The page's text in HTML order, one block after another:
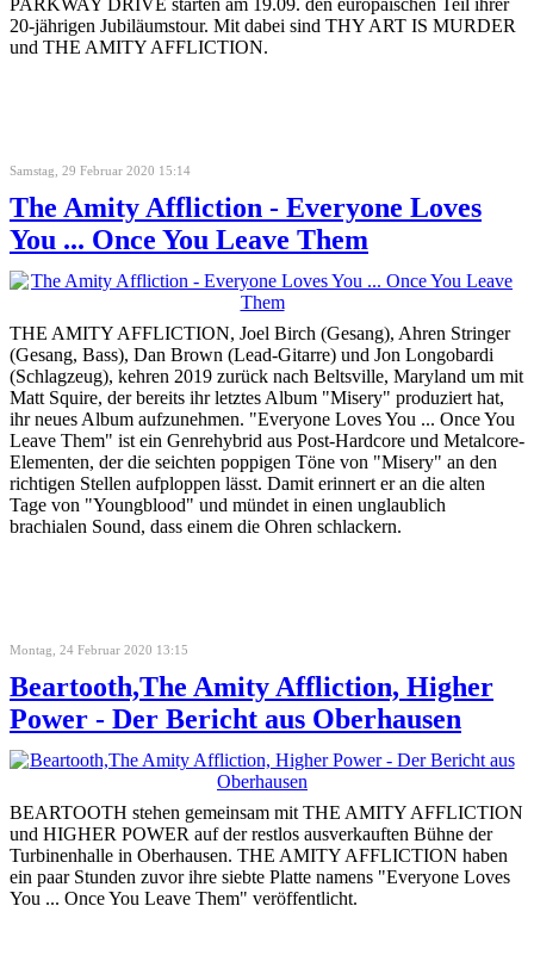
20-jährigen Jubiläumstour. Mit dabei sind THY ART IS MURDER
und THE AMITY AFFLICTION.
Samstag, 29 Februar 2020 15:14
The Amity Affliction - Everyone Loves
You ... Once You Leave Them
THE AMITY AFFLICTION, Joel Birch (Gesang), Ahren Stringer
(Gesang, Bass), Dan Brown (Lead-Gitarre) und Jon Longobardi
(Schlagzeug), kehren 2019 zurück nach Beltsville, Maryland um mit
Matt Squire, der bereits ihr letztes Album "Misery" produziert hat,
ihr neues Album aufzunehmen. "Everyone Loves You ... Once You
Leave Them" ist ein Genrehybrid aus Post-Hardcore und Metalcore-
Elementen, der die seichten poppigen Töne von "Misery" an den
richtigen Stellen aufploppen lässt. Damit erinnert er an die alten
Tage von "Youngblood" und mündet in einen unglaublich
brachialen Sound, dass einem die Ohren schlackern.
Montag, 24 Februar 2020 13:15
Beartooth,The Amity Affliction, Higher
Power - Der Bericht aus Oberhausen
BEARTOOTH stehen gemeinsam mit THE AMITY AFFLICTION
und HIGHER POWER auf der restlos ausverkauften Bühne der
Turbinenhalle in Oberhausen. THE AMITY AFFLICTION haben
ein paar Stunden zuvor ihre siebte Platte namens "Everyone Loves
You ... Once You Leave Them" veröffentlicht.